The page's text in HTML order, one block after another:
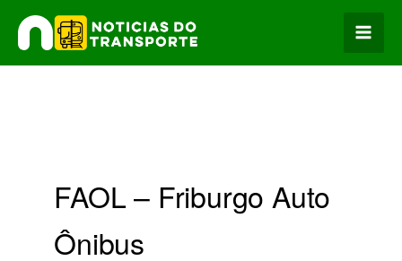
para
o
FAOL – Friburgo Auto
Ônibus